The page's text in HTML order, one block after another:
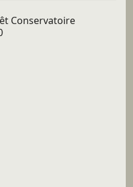
Conservatoire